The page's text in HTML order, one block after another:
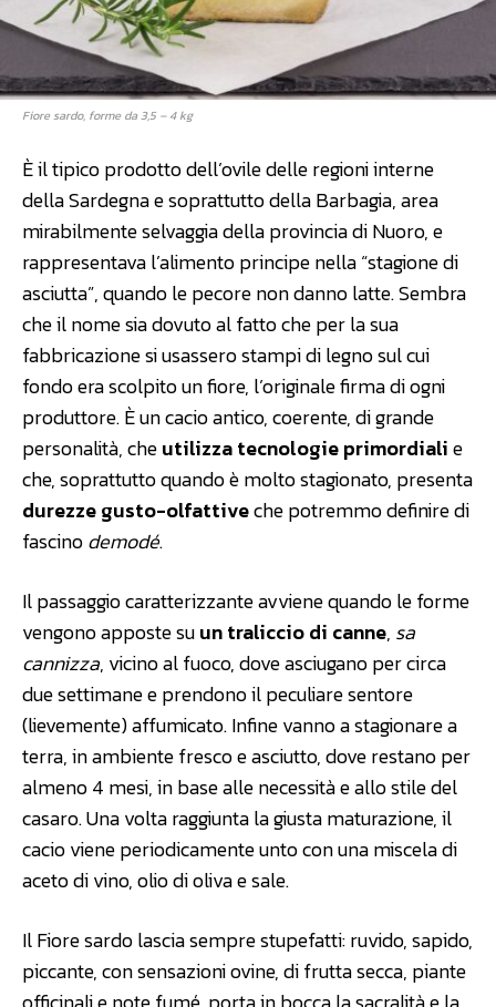
Fiore sardo, forme da 3,5 – 4 kg
È il tipico prodotto dell’ovile delle regioni interne
della Sardegna e soprattutto della Barbagia, area
mirabilmente selvaggia della provincia di Nuoro, e
rappresentava l’alimento principe nella “stagione di
asciutta”, quando le pecore non danno latte. Sembra
che il nome sia dovuto al fatto che per la sua
fabbricazione si usassero stampi di legno sul cui
fondo era scolpito un fiore, l’originale firma di ogni
produttore. È un cacio antico, coerente, di grande
personalità, cheutilizza tecnologie primordialie
che, soprattutto quando è molto stagionato, presenta
durezze gusto-olfattiveche potremmo definire di
fascinodemodé.
Il passaggio caratterizzante avviene quando le forme
vengono apposte suun traliccio di canne, sa
cannizza, vicino al fuoco, dove asciugano per circa
due settimane e prendono il peculiare sentore
(lievemente) affumicato. Infine vanno a stagionare a
terra, in ambiente fresco e asciutto, dove restano per
almeno 4 mesi, in base alle necessità e allo stile del
casaro. Una volta raggiunta la giusta maturazione, il
cacio viene periodicamente unto con una miscela di
aceto di vino, olio di oliva e sale.
Il Fiore sardo lascia sempre stupefatti: ruvido, sapido,
piccante, con sensazioni ovine, di frutta secca, piante